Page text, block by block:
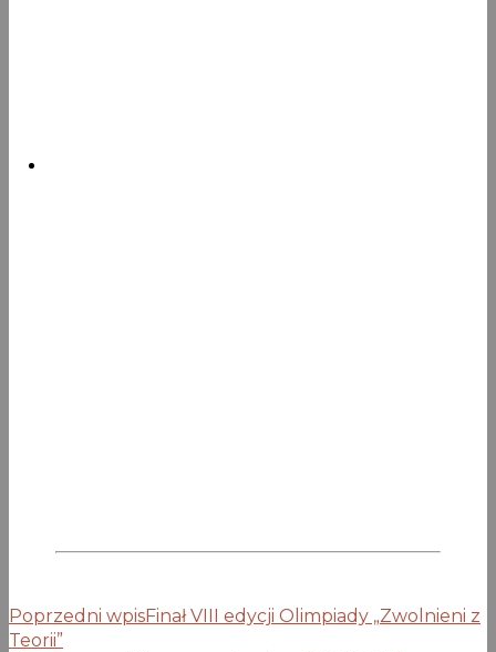
Poprzedni wpisFinał VIII edycji Olimpiady „Zwolnieni z
Teorii”